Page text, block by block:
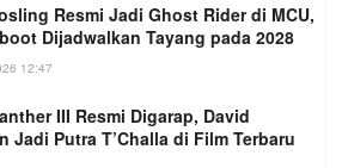
Resmi Jadi Ghost Rider di MCU,
Dijadwalkan Tayang pada 2028
12:47
III Resmi Digarap, David
Jadi Putra T’Challa di Film Terbaru